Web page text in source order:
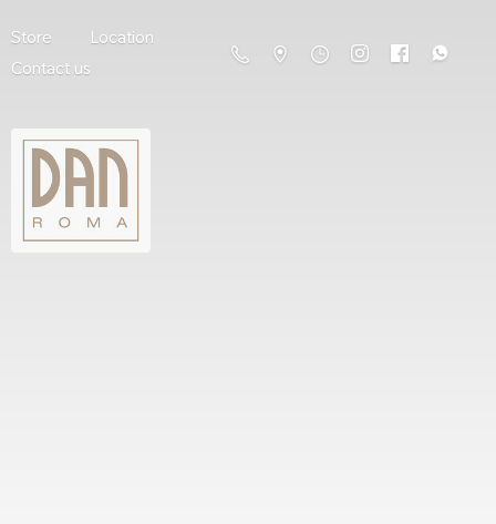
Store
Location
Contact us